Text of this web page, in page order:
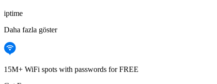
iptime
Daha fazla göster
15M+ WiFi spots with passwords for FREE